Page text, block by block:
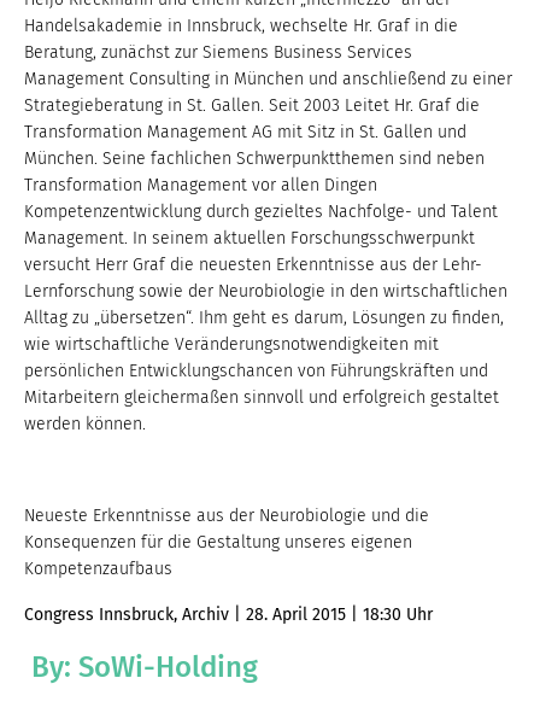
Handelsakademie in Innsbruck, wechselte Hr. Graf in die
Beratung, zunächst zur Siemens Business Services
Management Consulting in München und anschließend zu einer
Strategieberatung in St. Gallen. Seit 2003 Leitet Hr. Graf die
Transformation Management AG mit Sitz in St. Gallen und
München. Seine fachlichen Schwerpunktthemen sind neben
Transformation Management vor allen Dingen
Kompetenzentwicklung durch gezieltes Nachfolge- und Talent
Management. In seinem aktuellen Forschungsschwerpunkt
versucht Herr Graf die neuesten Erkenntnisse aus der Lehr-
Lernforschung sowie der Neurobiologie in den wirtschaftlichen
Alltag zu „übersetzen“. Ihm geht es darum, Lösungen zu finden,
wie wirtschaftliche Veränderungsnotwendigkeiten mit
persönlichen Entwicklungschancen von Führungskräften und
Mitarbeitern gleichermaßen sinnvoll und erfolgreich gestaltet
werden können.
Neueste Erkenntnisse aus der Neurobiologie und die
Konsequenzen für die Gestaltung unseres eigenen
Kompetenzaufbaus
Congress Innsbruck, Archiv | 28. April 2015 | 18:30 Uhr
By: SoWi-Holding